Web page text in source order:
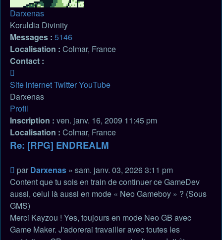
Darxenas
Koruldia Divinity
Messages : 5146
Localisation : Colmar, France
Contact :
Darxenas
Site internetTwitterYouTube
Darxenas
Profil
Inscription : ven. janv. 16, 2009 11:45 pm
Localisation : Colmar, France
Re: [RPG] ENDREALM
Message
non
lu
par Darxenas » sam. janv. 03, 2026 3:11 pm
Content que tu sois en train de continuer ce GameDev
aussi, celui là aussi en mode « Neo Gameboy » ? (Sous
GMS)
Merci Kayzou ! Yes, toujours en mode Neo GB avec
Game Maker. J'adorerai travailler avec toutes les